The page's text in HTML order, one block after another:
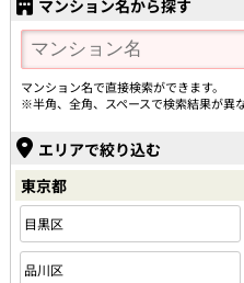
マンション名から探す
マンション名で直接検索ができます。
※半角、全角、スペースで検索結果が異な
エリアで絞り込む
東京都
目黒区
品川区